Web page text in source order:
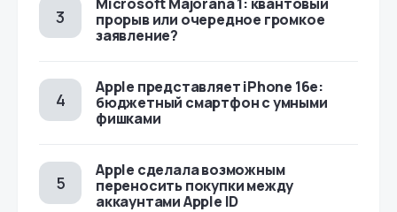
прорыв или очередное громкое
заявление?
Apple представляет iPhone 16e:
бюджетный смартфон с умными
фишками
Apple сделала возможным
переносить покупки между
аккаунтами Apple ID